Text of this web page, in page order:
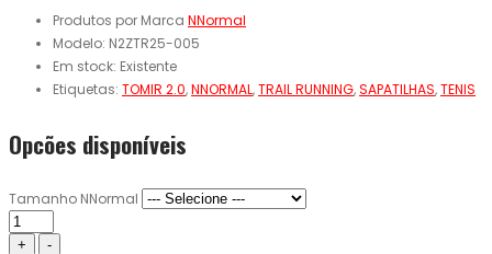
Produtos por Marca NNormal
Modelo: N2ZTR25-005
Em stock: Existente
Etiquetas: TOMIR 2.0,NNORMAL,TRAIL RUNNING,SAPATILHAS,TENIS
Opcões disponíveis
Tamanho NNormal